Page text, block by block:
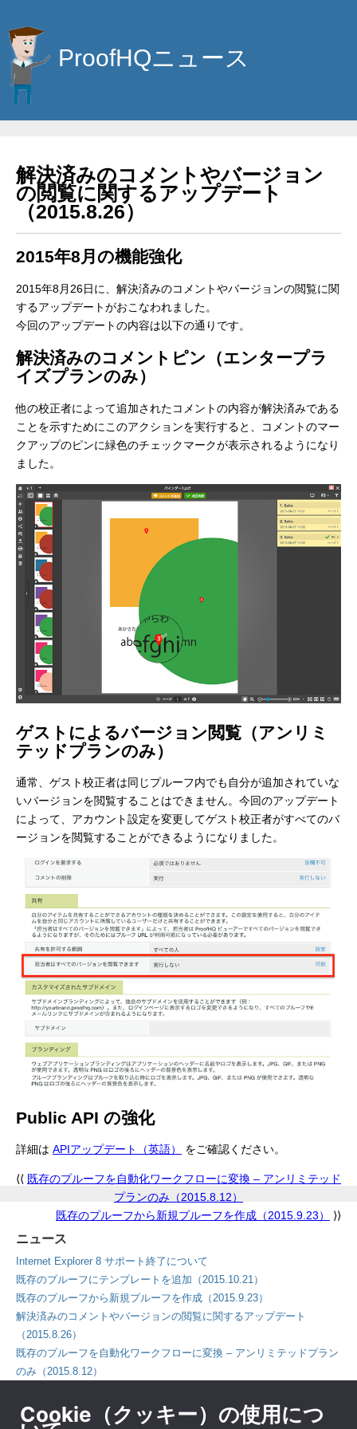
ProofHQニュース
解決済みのコメントやバージョン
の閲覧に関するアップデート
（2015.8.26）
2015年8月の機能強化
2015年8月26日に、解決済みのコメントやバージョンの閲覧に関
するアップデートがおこなわれました。
今回のアップデートの内容は以下の通りです。
解決済みのコメントピン（エンタープラ
イズプランのみ）
他の校正者によって追加されたコメントの内容が解決済みである
ことを示すためにこのアクションを実行すると、コメントのマー
クアップのピンに緑色のチェックマークが表示されるようになり
ました。
ゲストによるバージョン閲覧（アンリミ
テッドプランのみ）
通常、ゲスト校正者は同じプルーフ内でも自分が追加されていな
いバージョンを閲覧することはできません。今回のアップデート
によって、アカウント設定を変更してゲスト校正者がすべてのバ
ージョンを閲覧することができるようになりました。
Public API の強化
詳細は APIアップデート（英語） をご確認ください。
⟨⟨ 既存のプルーフを自動化ワークフローに変換 – アンリミテッド
プランのみ（2015.8.12）
既存のプルーフから新規プルーフを作成（2015.9.23）
⟩⟩
ニュース
Internet Explorer 8 サポート終了について
既存のプルーフにテンプレートを追加（2015.10.21）
既存のプルーフから新規プルーフを作成（2015.9.23）
解決済みのコメントやバージョンの閲覧に関するアップデート
（2015.8.26）
既存のプルーフを自動化ワークフローに変換 – アンリミテッドプラン
のみ（2015.8.12）
Adobe Flash Player について（2015.7.10）
コメントフィルタリングのオプション（2015.5.27）
Cookie（クッキー）の使用につ